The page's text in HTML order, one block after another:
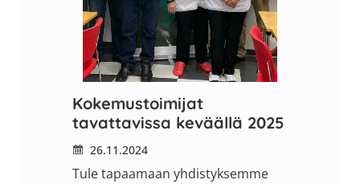
Kokemustoimijat
tavattavissa keväällä 2025
26.11.2024
Tule tapaamaan yhdistyksemme